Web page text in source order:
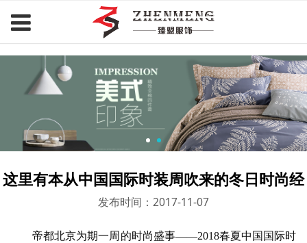
这里有本从中国国际时装周吹来的冬日时尚经
发布时间：2017-11-07
帝都北京为期一周的时尚盛事——2018春夏中国国际时